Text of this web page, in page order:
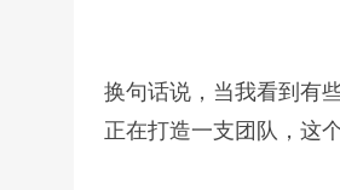
换句话说，当我看到有
正在打造一支团队，这